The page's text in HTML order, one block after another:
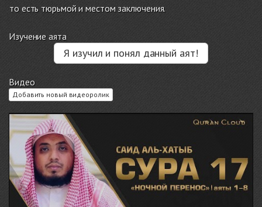
то есть тюрьмой и местом заключения.
Изучение аята
Я изучил и понял данный аят!
Видео
Добавить новый видеоролик